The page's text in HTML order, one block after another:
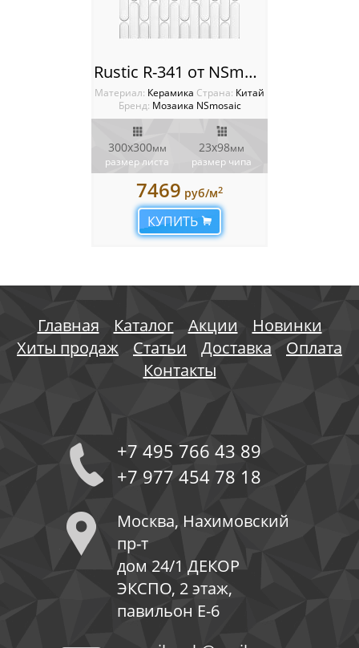
Rustic R-341 от NSmosaic
Материал: Керамика Cтрана: Китай
Бренд: Мозаика NSmosaic
300x300мм
размер листа
23x98мм
размер чипа
7469 руб/м2
КУПИТЬ
Главная Каталог Акции
Новинки
Хиты продаж
Статьи Доставка
Оплата
Контакты
+7 495 766 43 89
+7 977 454 78 18
Москва, Нахимовский
пр-т
дом 24/1 ДЕКОР
ЭКСПО, 2 этаж,
павильон Е-6